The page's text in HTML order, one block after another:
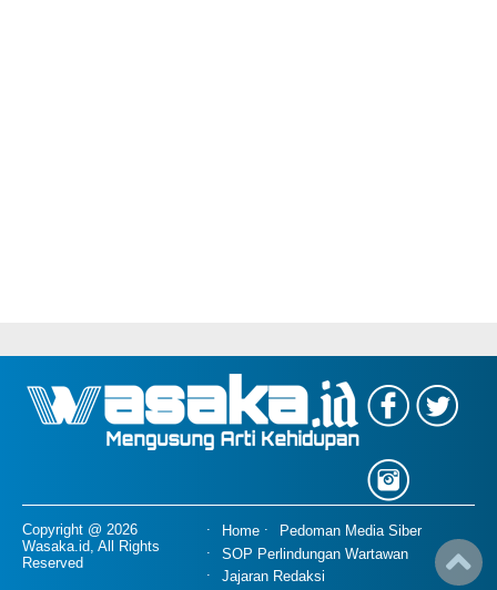
Copyright @ 2026
Wasaka.id, All Rights
Reserved
Home
Pedoman Media Siber
SOP Perlindungan Wartawan
Jajaran Redaksi